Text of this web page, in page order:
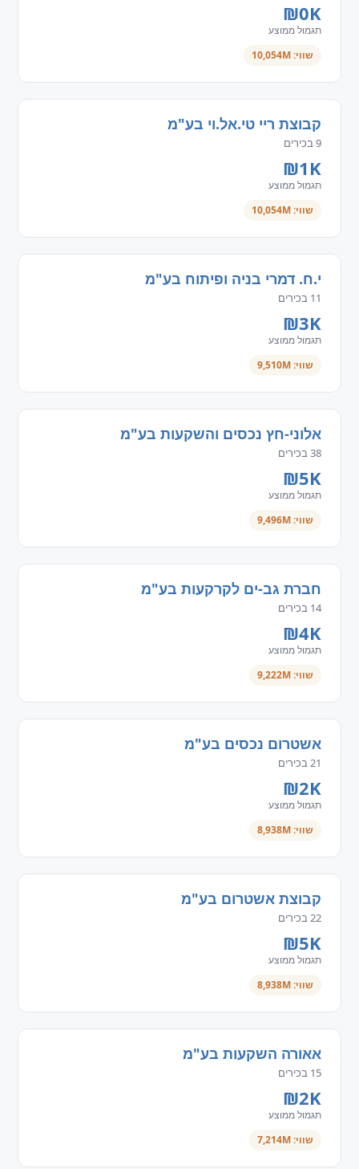
₪0K
תגמול ממוצע
שווי: 10,054M
קבוצת ריי טי.אל.וי בע"מ
9 בכירים
₪1K
תגמול ממוצע
שווי: 10,054M
י.ח. דמרי בניה ופיתוח בע"מ
11 בכירים
₪3K
תגמול ממוצע
שווי: 9,510M
אלוני-חץ נכסים והשקעות בע"מ
38 בכירים
₪5K
תגמול ממוצע
שווי: 9,496M
חברת גב-ים לקרקעות בע"מ
14 בכירים
₪4K
תגמול ממוצע
שווי: 9,222M
אשטרום נכסים בע"מ
21 בכירים
₪2K
תגמול ממוצע
שווי: 8,938M
קבוצת אשטרום בע"מ
22 בכירים
₪5K
תגמול ממוצע
שווי: 8,938M
אאורה השקעות בע"מ
15 בכירים
₪2K
תגמול ממוצע
שווי: 7,214M